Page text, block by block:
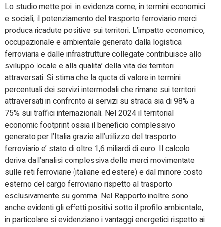
Lo studio mette poi in evidenza come, in termini economici
e sociali, il potenziamento del trasporto ferroviario merci
produca ricadute positive sui territori. L’impatto economico,
occupazionale e ambientale generato dalla logistica
ferroviaria e dalle infrastrutture collegate contribuisce allo
sviluppo locale e alla qualita’ della vita dei territori
attraversati. Si stima che la quota di valore in termini
percentuali dei servizi intermodali che rimane sui territori
attraversati in confronto ai servizi su strada sia di 98% a
75% sui traffici internazionali. Nel 2024 il territorial
economic footprint ossia il beneficio complessivo
generato per l’Italia grazie all’utilizzo del trasporto
ferroviario e’ stato di oltre 1,6 miliardi di euro. Il calcolo
deriva dall’analisi complessiva delle merci movimentate
sulle reti ferroviarie (italiane ed estere) e dal minore costo
esterno del cargo ferroviario rispetto al trasporto
esclusivamente su gomma. Nel Rapporto inoltre sono
anche evidenti gli effetti positivi sotto il profilo ambientale,
in particolare si evidenziano i vantaggi energetici rispetto ai